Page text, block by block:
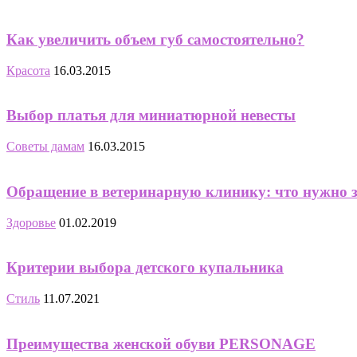
Как увеличить объем губ самостоятельно?
Красота 16.03.2015
Выбор платья для миниатюрной невесты
Советы дамам 16.03.2015
Обращение в ветеринарную клинику: что нужно
Здоровье 01.02.2019
Критерии выбора детского купальника
Стиль 11.07.2021
Преимущества женской обуви PERSONAGE